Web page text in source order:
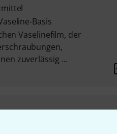
Basis
Vaselinefilm, der
zuverlässig ...